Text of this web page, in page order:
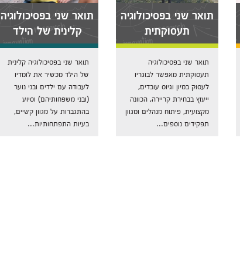
תואר שני בפסיכולוגיה
תעסוקתית
תואר שני בפסיכולוגיה
תעסוקתית מאפשר לבוגריו
לעסוק במיון וגיוס עובדים,
ייעוץ בבחירת קריירה, הכוונה
מקצועית, פיתוח מנהלים ומגוון
תפקידים נוספים...
תואר שני בפסיכולוגיה
קלינית של הילד
תואר שני בפסיכולוגיה קלינית
של הילד מכשיר את לומדיו
לעבודה עם ילדים ובני נוער
(ובני משפחותיהם) וסיוע
בהתגברות על מגוון קשיים,
בעיות התפתחותיות...